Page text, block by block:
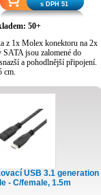
s DPH 51
50+
z 1x Molex konektoru na 2x
jsou zalomené do
a pohodlnější připojení.
cm.
USB 3.1 generation
- C/female, 1.5m